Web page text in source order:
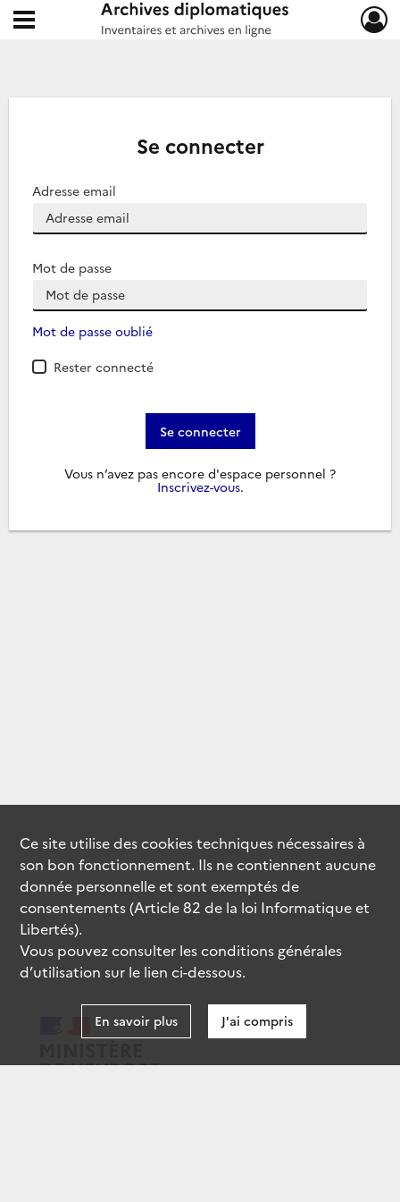
Archives diplomatiques
Ouvrir le menu déroulant
Se connecter
Adresse email
Mot de passe
Mot de passe oublié
Rester connecté
Se connecter
Vous n’avez pas encore d'espace personnel ?
Inscrivez-vous.
Ce site utilise descookiestechniques nécessaires à
son bon fonctionnement. Ils ne contiennent aucune
donnée personnelle et sont exemptés de
consentements (Article 82 de la loi Informatique et
Libertés).
Vous pouvez consulter les conditions générales
d’utilisation sur le lien ci-dessous.
En savoir plus J'ai compris